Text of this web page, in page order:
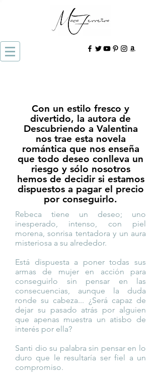
Con un estilo fresco y
divertido, la autora de
Descubriendo a Valentina
nos trae esta novela
romántica que nos enseña
que todo deseo conlleva un
riesgo y sólo nosotros
hemos de decidir si estamos
dispuestos a pagar el precio
por conseguirlo.
Rebeca tiene un deseo; uno
inesperado, intenso, con piel
morena, sonrisa tentadora y un aura
misteriosa a su alrededor.
Está dispuesta a poner todas sus
armas de mujer en acción para
conseguirlo sin pensar en las
consecuencias, aunque la duda
ronde su cabeza... ¿Será capaz de
dejar su pasado atrás por alguien
que apenas muestra un atisbo de
interés por ella?
Santi dio su palabra sin pensar en lo
duro que le resultaría ser fiel a un
compromiso.